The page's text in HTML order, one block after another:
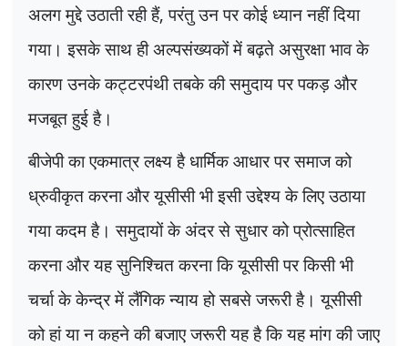
अलग मुद्दे उठाती रही हैं,परंतु उन पर कोई ध्यान नहीं दिया
गया। इसके साथ ही अल्पसंख्यकों में बढ़ते असुरक्षा भाव के
कारण उनके कट्टरपंथी तबके की समुदाय पर पकड़ और
मजबूत हुई है।
बीजेपी का एकमात्र लक्ष्य है धार्मिक आधार पर समाज को
ध्रुवीकृत करना और यूसीसी भी इसी उद्देश्य के लिए उठाया
गया कदम है। समुदायों के अंदर से सुधार को प्रोत्साहित
करना और यह सुनिश्चित करना कि यूसीसी पर किसी भी
चर्चा के केन्द्र में लैंगिक न्याय हो सबसे जरूरी है। यूसीसी
को हां या न कहने की बजाए जरूरी यह है कि यह मांग की जाए